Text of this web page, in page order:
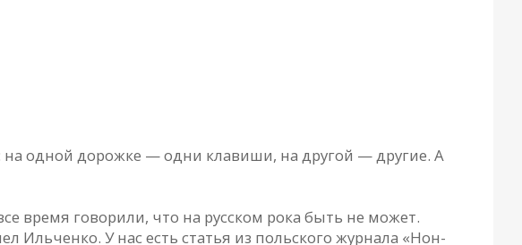
одной дорожке — одни клавиши, на другой — другие. А
время говорили, что на русском рока быть не может.
Ильченко. У нас есть статья из польского журнала «Нон-